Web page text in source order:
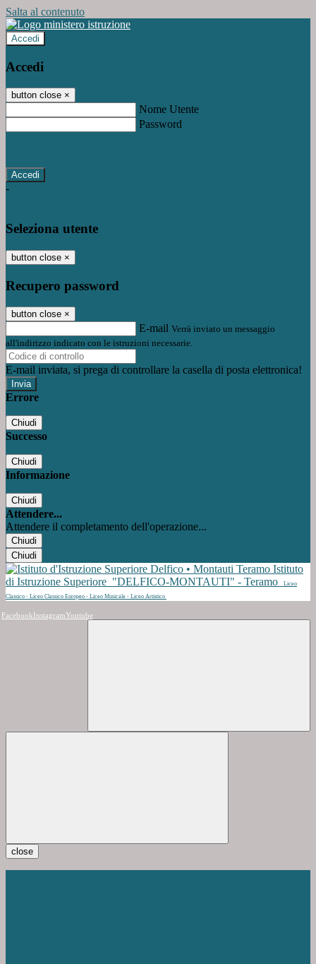
Salta al contenuto
Accedi
Accedi
button close ×
Nome Utente
Password
-
Seleziona utente
button close ×
Recupero password
button close ×
E-mail Verrà inviato un messaggio
all'indirizzo indicato con le istruzioni necessarie.
E-mail inviata, si prega di controllare la casella di posta elettronica!
Errore
Chiudi
Successo
Chiudi
Informazione
Chiudi
Attendere...
Attendere il completamento dell'operazione...
Chiudi
Chiudi
Istituto
di Istruzione Superiore "DELFICO-MONTAUTI" - Teramo
Liceo
Classico - Liceo Classico Europeo - Liceo Musicale - Liceo Artistico
Facebook InstagramYoutube
close